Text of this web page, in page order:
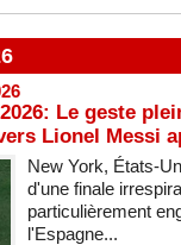
Le geste
Lionel Messi
New York, États-
d'une finale
particulièrement
l'Espagne...